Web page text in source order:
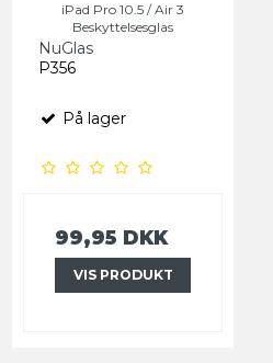
iPad Pro 10.5 / Air 3
Beskyttelsesglas
NuGlas
P356
På lager
99,95 DKK
VIS PRODUKT